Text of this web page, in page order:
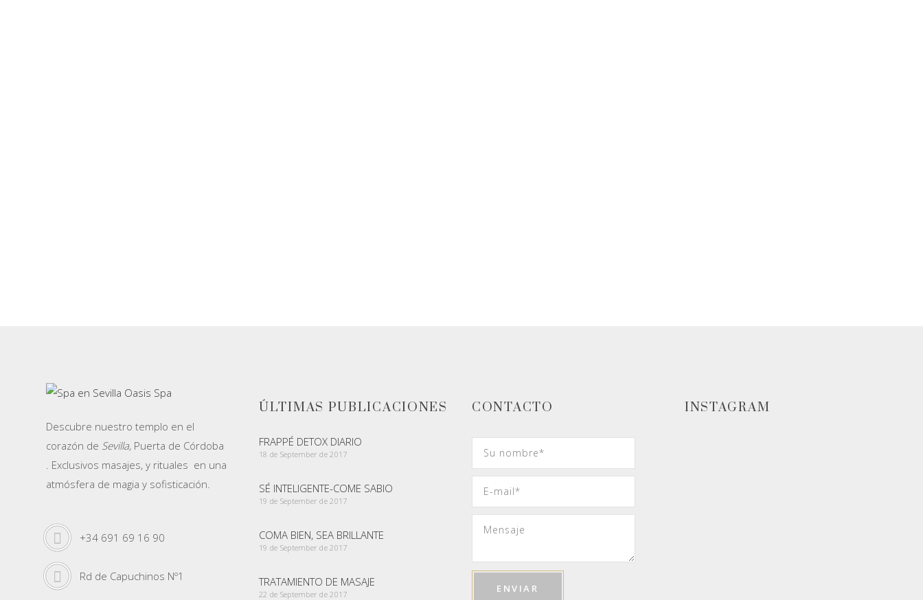
Descubre nuestro templo en el
corazón de Sevilla, Puerta de Córdoba
. Exclusivos masajes, y rituales en una
atmósfera de magia y sofisticación.
+34 691 69 16 90
Rd de Capuchinos Nº1
ÚLTIMAS PUBLICACIONES
FRAPPÉ DETOX DIARIO
18 de September de 2017
SÉ INTELIGENTE-COME SABIO
19 de September de 2017
COMA BIEN, SEA BRILLANTE
19 de September de 2017
TRATAMIENTO DE MASAJE
22 de September de 2017
CONTACTO INSTAGRAM